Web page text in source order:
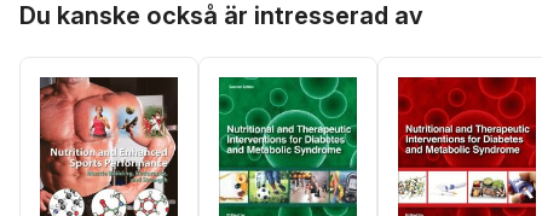
Du kanske också är intresserad av